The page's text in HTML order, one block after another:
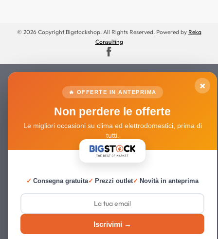
© 2026 Copyright Bigstockshop. All Rights Reserved. Powered by Reka
Consulting
×
🔥 OFFERTE IN ANTEPRIMA
Non perdere le offerte
Le migliori occasioni su clima ed elettrodomestici, prima di
tutti.
✓ Consegna gratuita✓ Prezzi outlet✓ Novità in anteprima
Iscrivimi →